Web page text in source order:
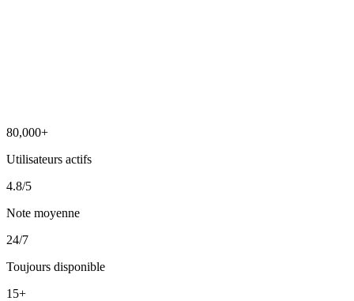
80,000+
Utilisateurs actifs
4.8/5
Note moyenne
24/7
Toujours disponible
15+